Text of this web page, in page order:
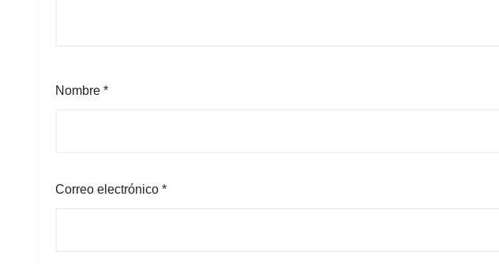
Nombre *
Correo electrónico *